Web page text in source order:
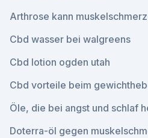
Arthrose kann
Cbd wasser bei walgreens
Cbd lotion ogden utah
Cbd vorteile beim
Öle, die bei angst und schlaf
Doterra-öl gegen